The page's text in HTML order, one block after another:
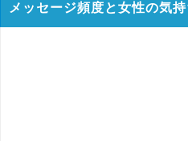
メッセージ頻度と女性の気